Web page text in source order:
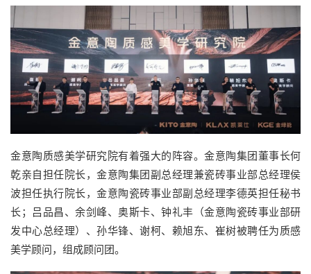
金意陶质感美学研究院有着强大的阵容。金意陶集团董事长何
乾亲自担任院长，金意陶集团副总经理兼瓷砖事业部总经理侯
波担任执行院长，金意陶瓷砖事业部副总经理李德英担任秘书
长；吕品昌、余剑峰、奥斯卡、钟礼丰（金意陶瓷砖事业部研
发中心总经理）、孙华锋、谢柯、赖旭东、崔树被聘任为质感
美学顾问，组成顾问团。